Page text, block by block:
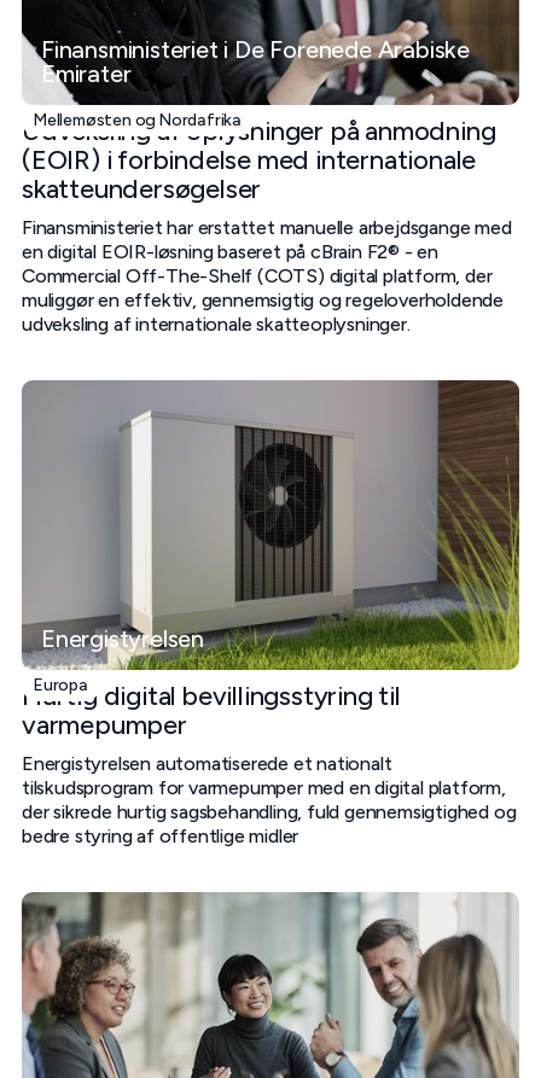
Finansministeriet i De Forenede Arabiske
Emirater
Mellemøsten og Nordafrika
Udveksling af oplysninger på anmodning
(EOIR) i forbindelse med internationale
skatteundersøgelser
Finansministeriet har erstattet manuelle arbejdsgange med
en digital EOIR-løsning baseret på cBrain F2® - en
Commercial Off-The-Shelf (COTS) digital platform, der
muliggør en effektiv, gennemsigtig og regeloverholdende
udveksling af internationale skatteoplysninger.
Energistyrelsen
Europa
Hurtig digital bevillingsstyring til
varmepumper
Energistyrelsen automatiserede et nationalt
tilskudsprogram for varmepumper med en digital platform,
der sikrede hurtig sagsbehandling, fuld gennemsigtighed og
bedre styring af offentlige midler